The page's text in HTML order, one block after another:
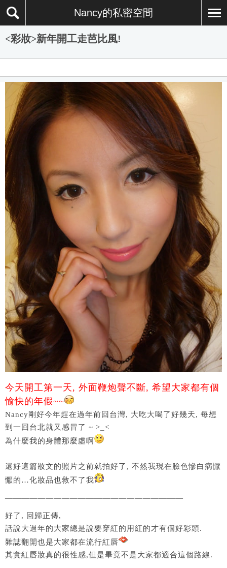
Nancy的私密空間
<彩妝>新年開工走芭比風!
今天開工第一天, 外面鞭炮聲不斷, 希望大家都有個
愉快的年假~~
Nancy剛好今年趕在過年前回台灣, 大吃大喝了好幾天, 每想
到一回台北就又感冒了 ~ >_<
為什麼我的身體那麼虛啊
還好這篇妝文的照片之前就拍好了, 不然我現在臉色慘白病懨
懨的…化妝品也救不了我
——————————————————————
好了, 回歸正傳,
話說大過年的大家總是說要穿紅的用紅的才有個好彩頭.
雜誌翻開也是大家都在流行紅唇
其實紅唇妝真的很性感,但是畢竟不是大家都適合這個路線.